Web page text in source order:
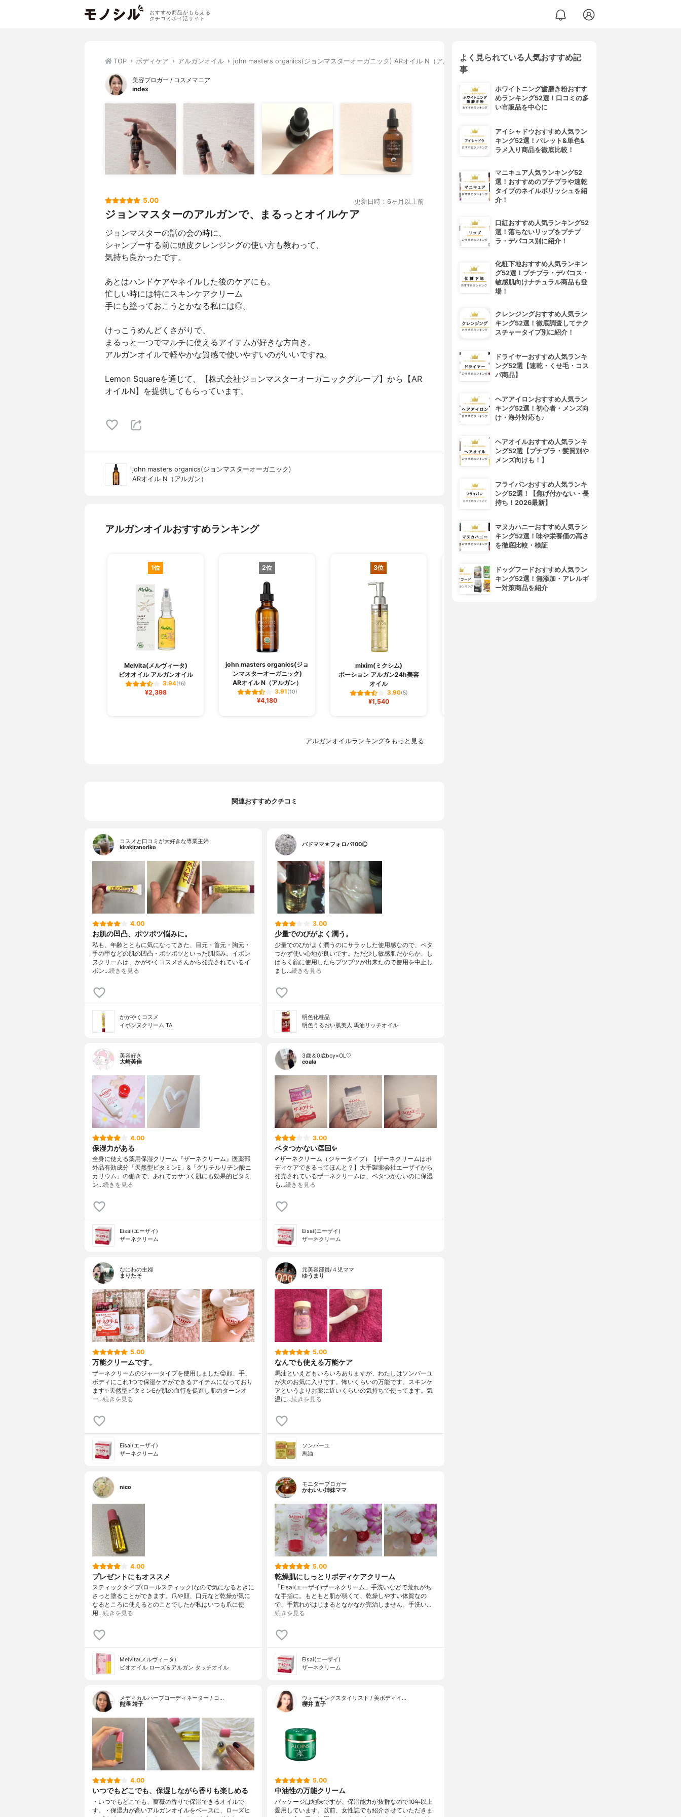
おすすめ商品がもらえる
クチコミポイ活サイト
TOP ボディケア アルガンオイル john masters organics(ジョンマスターオーガニック) ARオイル N（アルガン）
美容ブロガー / コスメマニア
index
5.00 更新日時：6ヶ月以上前
ジョンマスターのアルガンで、まるっとオイルケア
ジョンマスターの話の会の時に、
シャンプーする前に頭皮クレンジングの使い方も教わって、
気持ち良かったです。
あとはハンドケアやネイルした後のケアにも。
忙しい時には特にスキンケアクリーム
手にも塗っておこうとかなる私には◎。
けっこうめんどくさがりで、
まるっと一つでマルチに使えるアイテムが好きな方向き。
アルガンオイルで軽やかな質感で使いやすいのがいいですね。
Lemon Squareを通じて、【株式会社ジョンマスターオーガニックグループ】から【AR
オイルN】を提供してもらっています。
john masters organics(ジョンマスターオーガニック)
ARオイル N（アルガン）
アルガンオイルおすすめランキング
1位
Melvita(メルヴィータ)
ビオオイル アルガンオイル
3.94(16)
¥2,398
2位
john masters organics(ジョ
ンマスターオーガニック)
ARオイル N（アルガン）
3.91(10)
¥4,180
3位
mixim(ミクシム)
ポーション アルガン24h美容
オイル
3.90(5)
¥1,540
4位
アルガンオイルランキングをもっと見る
関連おすすめクチコミ
コスメと口コミが大好きな専業主婦
kirakiranoriko
4.00
お肌の凹凸、ポツポツ悩みに。
私も、年齢とともに気になってきた、目元・首元・胸元・
手の甲などの肌の凹凸・ポツポツといった肌悩み。イボン
ヌクリームは、かがやくコスメさんから発売されているイ
ボン…続きを見る
かがやくコスメ
イボンヌクリーム TA
バドママ★フォロバ100◎
3.00
少量でのびがよく潤う。
少量でのびがよく潤うのにサラッした使用感なので、ベタ
つかず使い心地が良いです。ただ少し敏感肌だからか、し
ばらく顔に使用したらブツブツが出来たので使用を中止し
まし…続きを見る
明色化粧品
明色うるおい肌美人 馬油リッチオイル
美容好き
大崎美佳
4.00
保湿力がある
全身に使える薬用保湿クリーム『ザーネクリーム』医薬部
外品有効成分「天然型ビタミンE」&「グリチルリチン酸ニ
カリウム」の働きで、あれてカサつく肌にも効果的ビタミ
ン…続きを見る
Eisai(エーザイ)
ザーネクリーム
3歳＆0歳boy×OL🤍
coala
3.00
ベタつかない👏🏻✨
✔︎ザーネクリーム（ジャータイプ）【ザーネクリームはボ
ディケアできるってほんと？】大手製薬会社エーザイから
発売されているザーネクリームは、ベタつかないのに保湿
も…続きを見る
Eisai(エーザイ)
ザーネクリーム
なにわの主婦
まりたそ
5.00
万能クリームです。
ザーネクリームのジャータイプを使用しました😊顔、手、
ボディにこれ1つで保湿ケアができるアイテムになっており
ます✨天然型ビタミンEが肌の血行を促進し肌のターンオ
ー…続きを見る
Eisai(エーザイ)
ザーネクリーム
元美容部員/４児ママ
ゆうまり
5.00
なんでも使える万能ケア
馬油といえどもいろいろありますが、わたしはソンバーユ
が大のお気に入りです。怖いくらいの万能です。スキンケ
アというよりお薬に近いくらいの気持ちで使ってます。気
温に…続きを見る
ソンバーユ
馬油
nico
4.00
プレゼントにもオススメ
スティックタイプ(ロールスティック)なので気になるときに
さっと塗ることができます。爪や顔、口元など乾燥が気に
なるところに使えるとのことでしたが私はいつも爪に使
用…続きを見る
Melvita(メルヴィータ)
ビオオイル ローズ＆アルガン タッチオイル
モニターブロガー
かわいい姉妹ママ
5.00
乾燥肌にしっとりボディケアクリーム
「Eisai(エーザイ)ザーネクリーム」手洗いなどで荒れがち
な手指に。もともと肌が弱くて、乾燥しやすい体質なの
で、手荒れがはじまるとなかなか完治しません。手洗い…
続きを見る
Eisai(エーザイ)
ザーネクリーム
メディカルハーブコーディネーター / コ…
熊澤 靖子
4.00
いつでもどこでも、保湿しながら香りも楽しめる
・いつでもどこでも、薔薇の香りで保湿できるオイルで
す。・保湿力が高いアルガンオイルをベースに、ローズヒ
ウォーキングスタイリスト / 美ボディイ…
櫻井 直子
5.00
中油性の万能クリーム
パッケージは地味ですが、保湿能力が抜群なので10年以上
愛用しています。以前、女性誌でも紹介させていただきま
よく見られている人気おすすめ記
事
ホワイトニング歯磨き粉おすす
めランキング52選！口コミの多
い市販品を中心に
アイシャドウおすすめ人気ラン
キング52選！パレット&単色&
ラメ入り商品を徹底比較！
マニキュア人気ランキング52
選！おすすめのプチプラや速乾
タイプのネイルポリッシュを紹
介！
口紅おすすめ人気ランキング52
選！落ちないリップをプチプ
ラ・デパコス別に紹介！
化粧下地おすすめ人気ランキン
グ52選！プチプラ・デパコス・
敏感肌向けナチュラル商品も登
場！
クレンジングおすすめ人気ラン
キング52選！徹底調査してテク
スチャータイプ別に紹介！
ドライヤーおすすめ人気ランキ
ング52選【速乾・くせ毛・コス
パ商品】
ヘアアイロンおすすめ人気ラン
キング52選！初心者・メンズ向
け・海外対応も♪
ヘアオイルおすすめ人気ランキ
ング52選【プチプラ・髪質別や
メンズ向けも！】
フライパンおすすめ人気ランキ
ング52選！【焦げ付かない・長
持ち！2026最新】
マヌカハニーおすすめ人気ラン
キング52選！味や栄養価の高さ
を徹底比較・検証
ドッグフードおすすめ人気ラン
キング52選！無添加・アレルギ
ー対策商品を紹介